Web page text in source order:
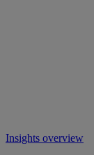
Insights overview